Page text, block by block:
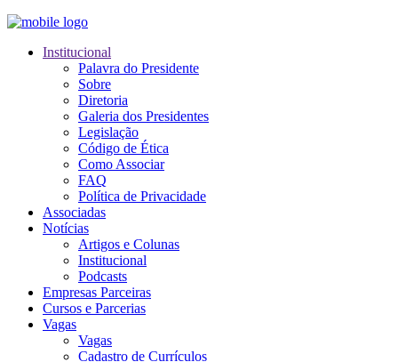
Institucional
Palavra do Presidente
Sobre
Diretoria
Galeria dos Presidentes
Legislação
Código de Ética
Como Associar
FAQ
Política de Privacidade
Associadas
Notícias
Artigos e Colunas
Institucional
Podcasts
Empresas Parceiras
Cursos e Parcerias
Vagas
Vagas
Cadastro de Currículos